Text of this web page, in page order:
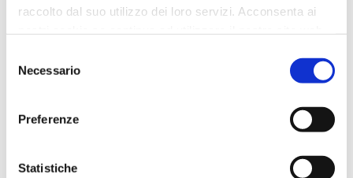
raccolto dal suo utilizzo dei loro servizi. Acconsenta ai
delNecessario
Preferenze
Statistiche